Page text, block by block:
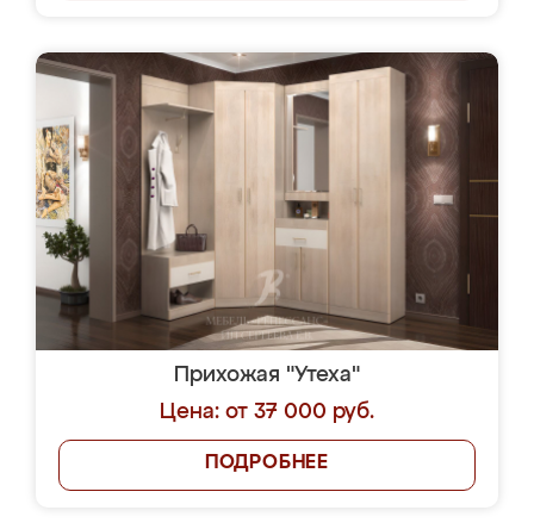
Прихожая "Утеха"
Цена: от 37 000 руб.
ПОДРОБНЕЕ